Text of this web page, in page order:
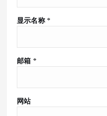
显示名称 *
邮箱 *
网站